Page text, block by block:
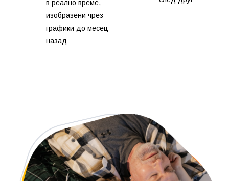
в реално време,
изобразени чрез
графики до месец
назад